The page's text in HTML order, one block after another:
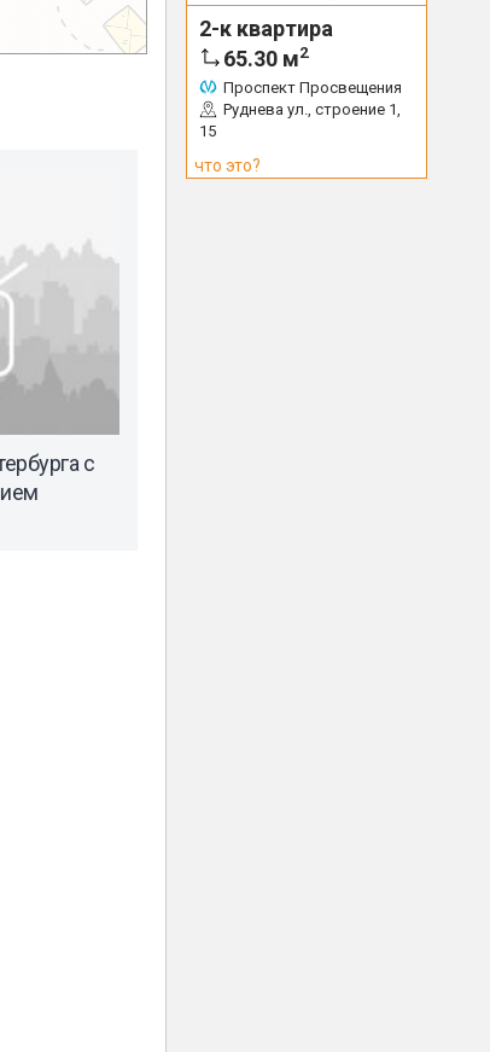
с
2-к квартира
65.30 м2
Проспект Просвещения
Руднева ул., строение 1,
15
что это?